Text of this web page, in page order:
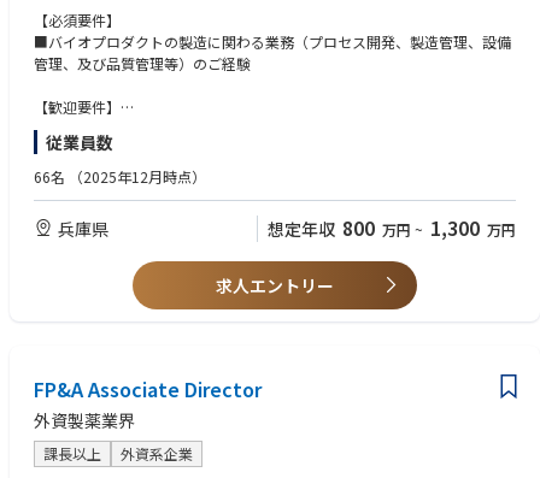
Additional activities:
・Oversees interactions with:
External experts
Advisory boards
Adjudication committees
Safety Data Monitoring Boards
・Reviews and approves publications related to the project in collaborat
ion with the Medical Head.
・Identifies studies that should be conducted.
Scientific Platform
■Key Accountabilities of the Clinical Program Leader in Experimental Me
dicine Japan
■External Expert Engagement
・Map and prioritize External Experts (EEs) in the region, including:
【必須要件】
■バイオプロダクトの製造に関わる業務（プロセス開発、製造管理、設備
管理、及び品質管理等）のご経験
【歓迎要件】
■医薬品メーカーでの設備導入または設備保全のご経験
■再生医療等製品のプロセス開発、製造、設備保全のご経験
■医薬品若しくは再生医療等製品製造における製造管理者のご経験
【人物像】
・物事を柔軟に考えられるフレキシビリティがある方
・開発/研究/生産部門及び外部の提携先との調整がスムーズにでき、課題
を解決していける方
・メンバーとの良好なコミュニケーションが図れ、リーダーシップをお持
従業員数
66名 （2025年12月時点）
兵庫県 想定年収 800 万円 ~ 1,300 万円
求人エントリー
FP&A Associate Director
外資製薬業界
課長以上 外資系企業